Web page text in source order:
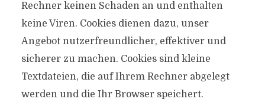
Rechner keinen Schaden an und enthalten
keine Viren. Cookies dienen dazu, unser
Angebot nutzerfreundlicher, effektiver und
sicherer zu machen. Cookies sind kleine
Textdateien, die auf Ihrem Rechner abgelegt
werden und die Ihr Browser speichert.